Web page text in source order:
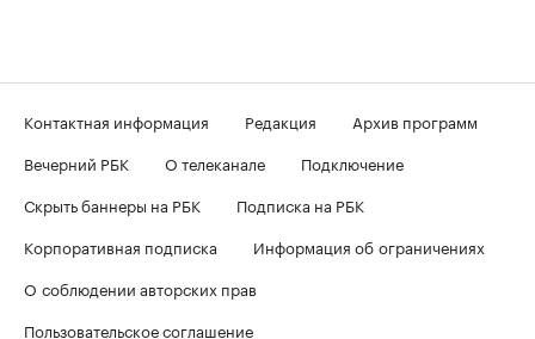
Контактная информация Редакция
Архив программ
Вечерний РБК
О телеканале
Подключение
Скрыть баннеры на РБК
Подписка на РБК
Корпоративная подписка
Информация об ограничениях
О соблюдении авторских прав
Пользовательское соглашение